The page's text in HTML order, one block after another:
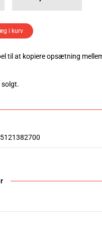
i kurv
til at kopiere opsætning
solgt.